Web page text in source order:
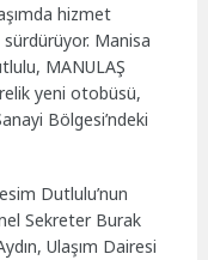
hizmet
sürdürüyor. Manisa
MANULAŞ
yeni otobüsü,
Bölgesi’ndeki
Dutlulu’nun
Sekreter Burak
Ulaşım Dairesi